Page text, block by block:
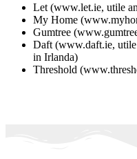
Let (www.let.ie, utile
My Home
Gumtree
Daft (www.daft.ie, utile
in Irlanda)
Threshold